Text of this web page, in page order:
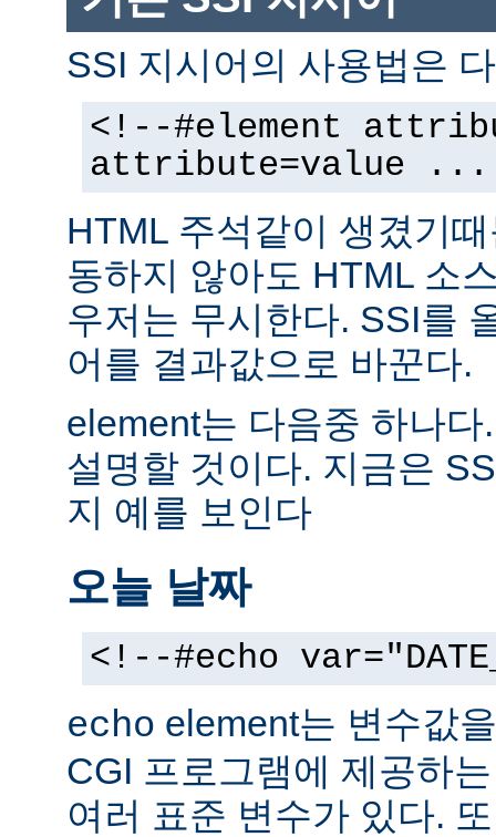
SSI 지시어의 사용법은
<!--#element
attribute=value
HTML 주석같이 생겼기
동하지 않아도 HTML 소
우저는 무시한다. SSI를
어를 결과값으로 바꾼다.
element는 다음중 하나
설명할 것이다. 지금은
지 예를 보인다
오늘 날짜
<!--#echo
echo element는 변수값
CGI 프로그램에 제공하
여러 표준 변수가 있다.